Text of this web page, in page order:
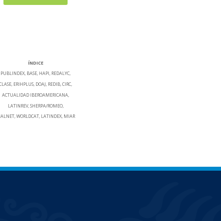
ÍNDICE
PUBLINDEX, BASE, HAPI, REDALYC,
ERIHPLUS, DOAJ, REDIB, CIRC,
ACTUALIDAD IBEROAMERICANA,
LATINREV, SHERPA/ROMEO,
WORLDCAT, LATINDEX, MIAR